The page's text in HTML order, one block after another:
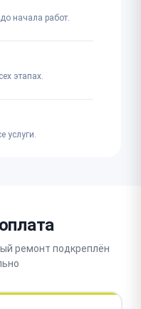
начала работ.
этапах.
услуги.
ремонт подкреплён